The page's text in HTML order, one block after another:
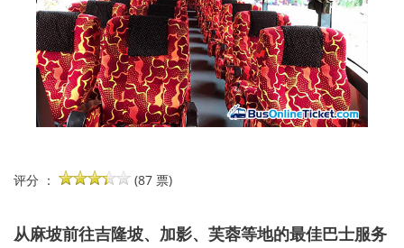
评分 ： (87 票)
从麻坡前往吉隆坡、加影、芙蓉等地的最佳巴士服务